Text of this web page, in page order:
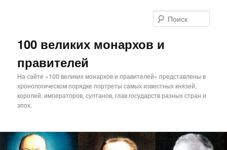
100 великих монархов и
правителей
На сайте «100 великих монархов и правителей» представлены в
хронологическом порядке портреты самых известных князей,
королей, императоров, султанов, глав государств разных стран и
эпох.